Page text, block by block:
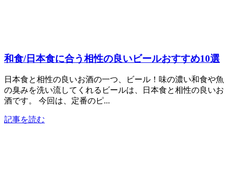
和食/日本食に合う相性の良いビールおすすめ10選
日本食と相性の良いお酒の一つ、ビール！味の濃い和食や魚
の臭みを洗い流してくれるビールは、日本食と相性の良いお
酒です。 今回は、定番のピ...
記事を読む